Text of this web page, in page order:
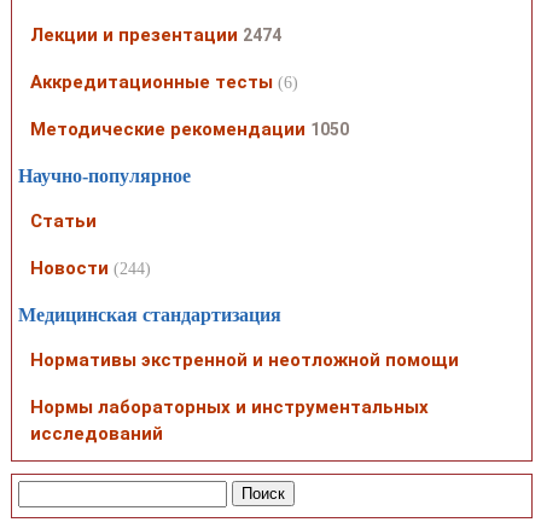
Лекции и презентации 2474
Аккредитационные тесты (6)
Методические рекомендации 1050
Научно-популярное
Статьи
Новости (244)
Медицинская стандартизация
Нормативы экстренной и неотложной помощи
Нормы лабораторных и инструментальных
исследований